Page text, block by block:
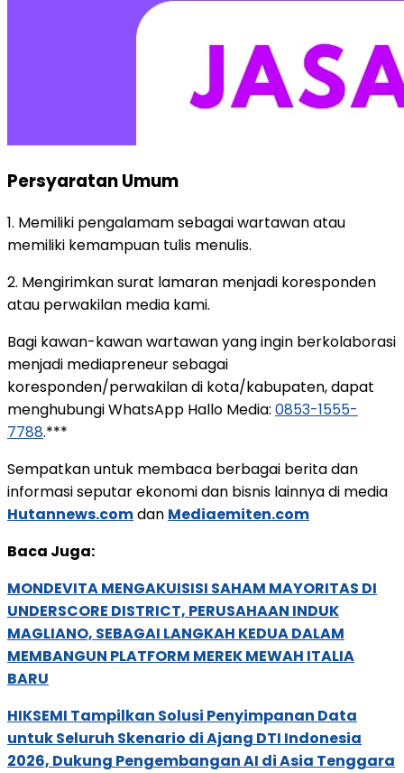
Persyaratan Umum
1. Memiliki pengalamam sebagai wartawan atau
memiliki kemampuan tulis menulis.
2. Mengirimkan surat lamaran menjadi koresponden
atau perwakilan media kami.
Bagi kawan-kawan wartawan yang ingin berkolaborasi
menjadi mediapreneur sebagai
koresponden/perwakilan di kota/kabupaten, dapat
menghubungi WhatsApp Hallo Media: 0853-1555-
7788.***
Sempatkan untuk membaca berbagai berita dan
informasi seputar ekonomi dan bisnis lainnya di media
Hutannews.comdan Mediaemiten.com
Baca Juga:
MONDEVITA MENGAKUISISI SAHAM MAYORITAS DI
UNDERSCORE DISTRICT, PERUSAHAAN INDUK
MAGLIANO, SEBAGAI LANGKAH KEDUA DALAM
MEMBANGUN PLATFORM MEREK MEWAH ITALIA
BARU
HIKSEMI Tampilkan Solusi Penyimpanan Data
untuk Seluruh Skenario di Ajang DTI Indonesia
2026, Dukung Pengembangan AI di Asia Tenggara